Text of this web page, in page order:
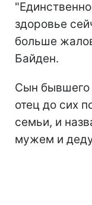
здоровье
больше
Байден.
Сын бывшего
отец до сих
семьи, и
мужем и